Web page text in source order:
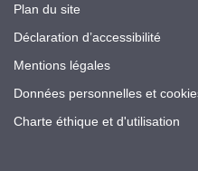
Plan du site
Déclaration d’accessibilité
Mentions légales
Données personnelles et
Charte éthique et d'utilisation